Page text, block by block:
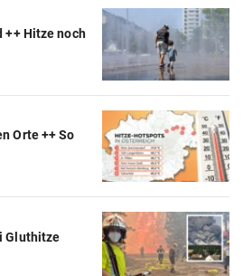
++ Hitze noch
Orte ++ So
Gluthitze